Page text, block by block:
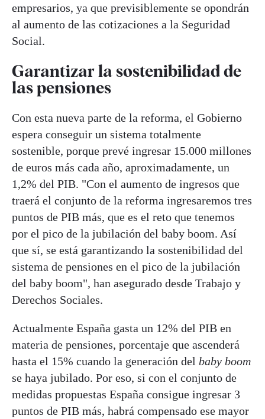
empresarios, ya que previsiblemente se opondrán
al aumento de las cotizaciones a la Seguridad
Social.
Garantizar la sostenibilidad de
las pensiones
Con esta nueva parte de la reforma, el Gobierno
espera conseguir un sistema totalmente
sostenible, porque prevé ingresar 15.000 millones
de euros más cada año, aproximadamente, un
1,2% del PIB. "Con el aumento de ingresos que
traerá el conjunto de la reforma ingresaremos tres
puntos de PIB más, que es el reto que tenemos
por el pico de la jubilación del baby boom. Así
que sí, se está garantizando la sostenibilidad del
sistema de pensiones en el pico de la jubilación
del baby boom", han asegurado desde Trabajo y
Derechos Sociales.
Actualmente España gasta un 12% del PIB en
materia de pensiones, porcentaje que ascenderá
hasta el 15% cuando la generación del baby boom
se haya jubilado. Por eso, si con el conjunto de
medidas propuestas España consigue ingresar 3
puntos de PIB más, habrá compensado ese mayor